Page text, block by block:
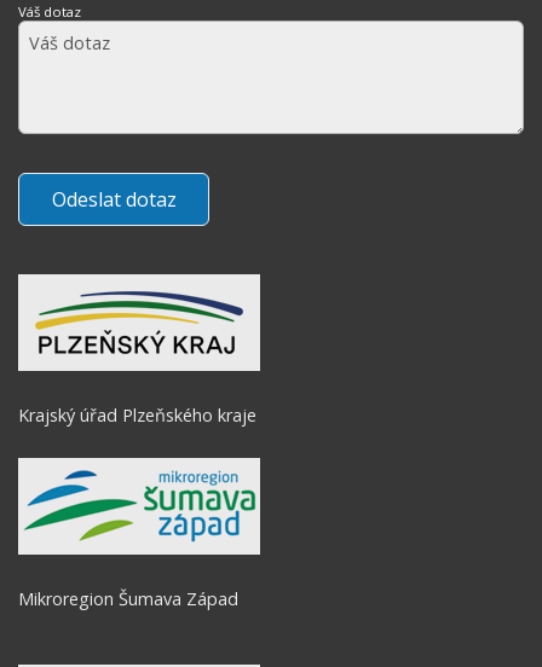
Váš dotaz
Krajský úřad Plzeňského kraje
Mikroregion Šumava Západ